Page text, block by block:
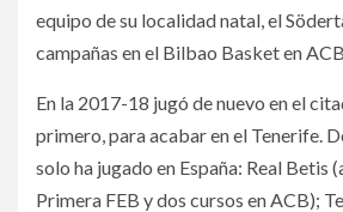
equipo de su localidad natal, el
campañas en el Bilbao Basket en
En la 2017-18 jugó de nuevo en el
primero, para acabar en el Tenerife.
solo ha jugado en España: Real Betis
Primera FEB y dos cursos en ACB);